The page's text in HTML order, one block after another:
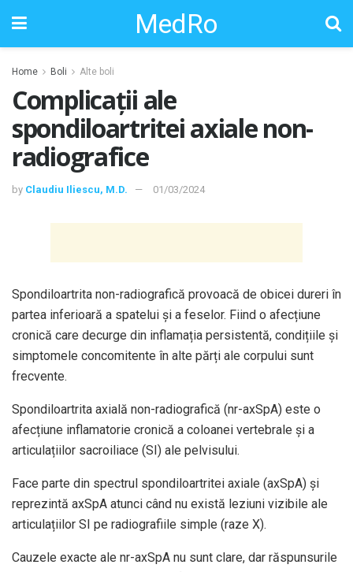
MedRo
Home Boli Alte boli
Complicații ale
spondiloartritei axiale non-
radiografice
by Claudiu Iliescu, M.D. 01/03/2024
Spondiloartrita non-radiografică provoacă de obicei dureri în
partea inferioară a spatelui și a feselor. Fiind o afecțiune
cronică care decurge din inflamația persistentă, condițiile și
simptomele concomitente în alte părți ale corpului sunt
frecvente.
Spondiloartrita axială non-radiografică (nr-axSpA) este o
afecțiune inflamatorie cronică a coloanei vertebrale și a
articulațiilor sacroiliace (SI) ale pelvisului.
Face parte din spectrul spondiloartritei axiale (axSpA) și
reprezintă axSpA atunci când nu există leziuni vizibile ale
articulațiilor SI pe radiografiile simple (raze X).
Cauzele exacte ale nr-axSpA nu sunt clare, dar răspunsurile